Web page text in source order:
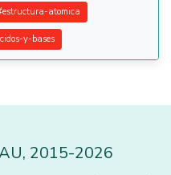
estructura-atomica
y-bases
, 2015-2026